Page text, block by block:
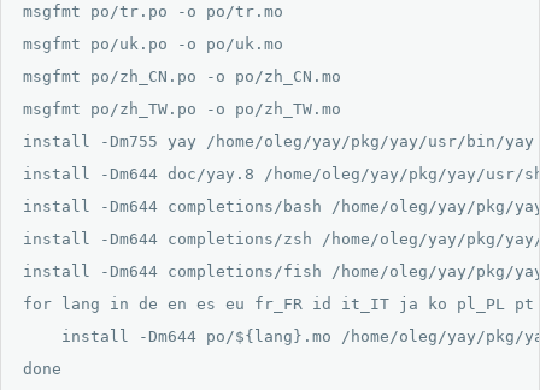
msgfmt po/tr.po -o po/tr.mo
msgfmt po/uk.po -o po/uk.mo
msgfmt po/zh_CN.po -o po/zh_CN.mo
msgfmt po/zh_TW.po -o po/zh_TW.mo
install -Dm755 yay /home/oleg/yay/pkg/yay/usr/bin/yay
install -Dm644 doc/yay.8 /home/oleg/yay/pkg/yay/usr/
install -Dm644 completions/bash /home/oleg/yay/pkg/
install -Dm644 completions/zsh /home/oleg/yay/pkg/
install -Dm644 completions/fish /home/oleg/yay/pkg/
for lang in de en es eu fr_FR id it_IT ja ko pl_PL pt
install -Dm644 po/${lang}.mo /home/oleg/yay/pkg/
done